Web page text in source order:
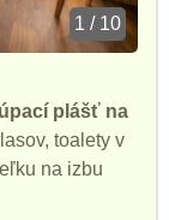
1 / 10
plášť na
toalety v
na izbu